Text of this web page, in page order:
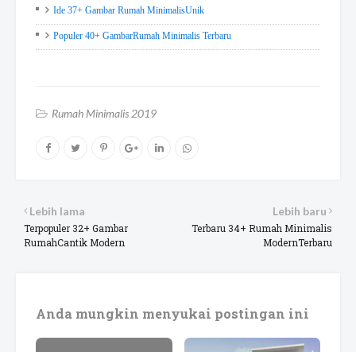
Ide 37+ Gambar Rumah MinimalisUnik
Populer 40+ GambarRumah Minimalis Terbaru
Rumah Minimalis 2019
Lebih baru
Terbaru 34+ Rumah Minimalis
ModernTerbaru
Lebih lama
Terpopuler 32+ Gambar
RumahCantik Modern
Anda mungkin menyukai postingan ini